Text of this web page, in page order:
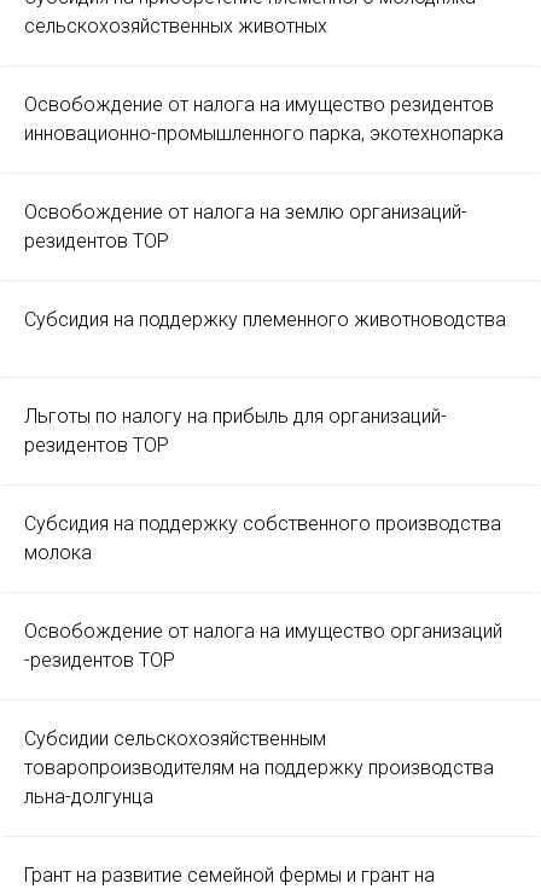
сельскохозяйственных животных
Освобождение от налога на имущество резидентов
инновационно-промышленного парка, экотехнопарка
Освобождение от налога на землю организаций-
резидентов ТОР
Субсидия на поддержку племенного животноводства
Льготы по налогу на прибыль для организаций-
резидентов ТОР
Субсидия на поддержку собственного производства
молока
Освобождение от налога на имущество организаций
-резидентов ТОР
Субсидии сельскохозяйственным
товаропроизводителям на поддержку производства
льна-долгунца
Грант на развитие семейной фермы и грант на